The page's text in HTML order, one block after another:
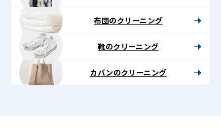
布団のクリーニング
靴のクリーニング
カバンのクリーニング